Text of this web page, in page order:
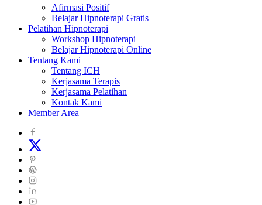
Afirmasi Positif
Belajar Hipnoterapi Gratis
Pelatihan Hipnoterapi
Workshop Hipnoterapi
Belajar Hipnoterapi Online
Tentang Kami
Tentang ICH
Kerjasama Terapis
Kerjasama Pelatihan
Kontak Kami
Member Area